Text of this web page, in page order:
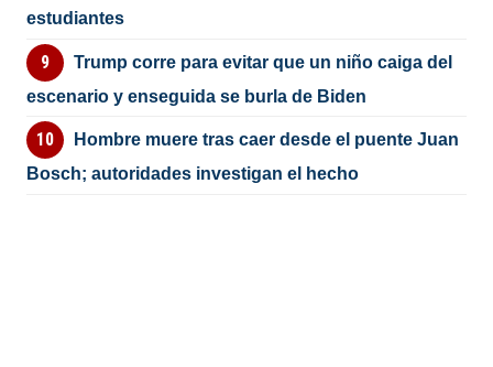
estudiantes
Trump corre para evitar que un niño caiga del
escenario y enseguida se burla de Biden
Hombre muere tras caer desde el puente Juan
Bosch; autoridades investigan el hecho